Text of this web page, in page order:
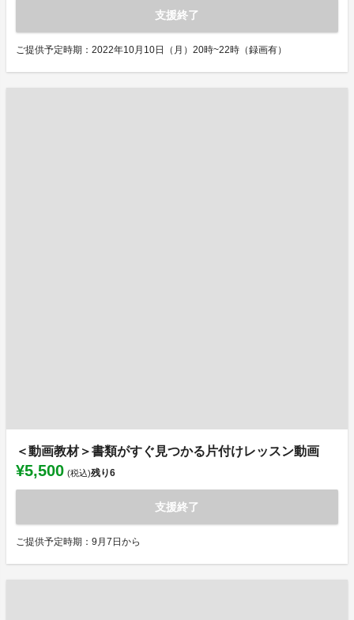
支援終了
ご提供予定時期：2022年10月10日（月）20時~22時（録画有）
＜動画教材＞書類がすぐ見つかる片付けレッスン動画
¥5,500 (税込)残り6
支援終了
ご提供予定時期：9月7日から